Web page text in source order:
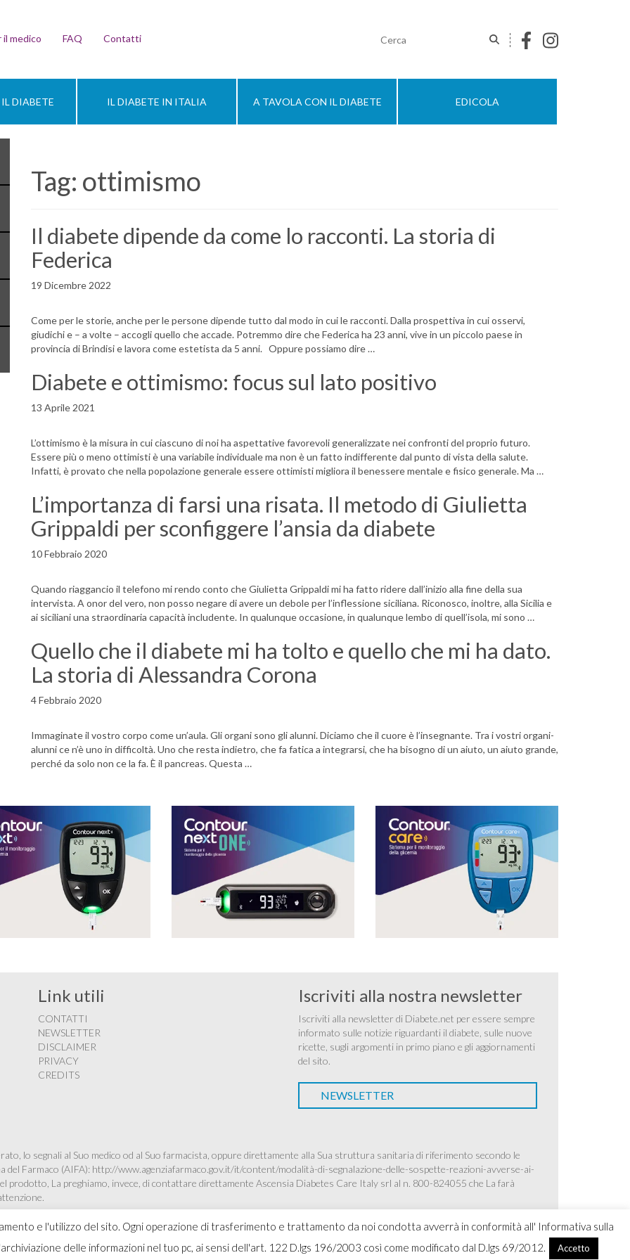
il medico FAQ Contatti
DIABETE IL DIABETE IN ITALIA A TAVOLA CON IL DIABETE EDICOLA
Tag: ottimismo
Il diabete dipende da come lo racconti. La storia di
Federica
19 Dicembre 2022
Come per le storie, anche per le persone dipende tutto dal modo in cui le racconti. Dalla prospettiva in cui osservi,
giudichi e – a volte – accogli quello che accade. Potremmo dire che Federica ha 23 anni, vive in un piccolo paese in
provincia di Brindisi e lavora come estetista da 5 anni. Oppure possiamo dire …
Diabete e ottimismo: focus sul lato positivo
13 Aprile 2021
L’ottimismo è la misura in cui ciascuno di noi ha aspettative favorevoli generalizzate nei confronti del proprio futuro.
Essere più o meno ottimisti è una variabile individuale ma non è un fatto indifferente dal punto di vista della salute.
Infatti, è provato che nella popolazione generale essere ottimisti migliora il benessere mentale e fisico generale. Ma …
L’importanza di farsi una risata. Il metodo di Giulietta
Grippaldi per sconfiggere l’ansia da diabete
10 Febbraio 2020
Quando riaggancio il telefono mi rendo conto che Giulietta Grippaldi mi ha fatto ridere dall’inizio alla fine della sua
intervista. A onor del vero, non posso negare di avere un debole per l’inflessione siciliana. Riconosco, inoltre, alla Sicilia e
ai siciliani una straordinaria capacità includente. In qualunque occasione, in qualunque lembo di quell’isola, mi sono …
Quello che il diabete mi ha tolto e quello che mi ha dato.
La storia di Alessandra Corona
4 Febbraio 2020
Immaginate il vostro corpo come un’aula. Gli organi sono gli alunni. Diciamo che il cuore è l’insegnante. Tra i vostri organi-
alunni ce n’è uno in difficoltà. Uno che resta indietro, che fa fatica a integrarsi, che ha bisogno di un aiuto, un aiuto grande,
perché da solo non ce la fa. È il pancreas. Questa …
e l'utilizzo del sito. Ogni operazione di trasferimento e trattamento da noi condotta avverrà in conformità all' Informativa sulla
delle informazioni nel tuo pc, ai sensi dell'art. 122 D.lgs 196/2003 così come modificato dal D.lgs 69/2012.
Accetto
Link utili
CONTATTI
NEWSLETTER
DISCLAIMER
PRIVACY
CREDITS
Iscriviti alla nostra newsletter
Iscriviti alla newsletter di Diabete.net per essere sempre
informato sulle notizie riguardanti il diabete, sulle nuove
ricette, sugli argomenti in primo piano e gli aggiornamenti
del sito.
NEWSLETTER
lo segnali al Suo medico od al Suo farmacista, oppure direttamente alla Sua struttura sanitaria di riferimento secondo le
del Farmaco (AIFA): http://www.agenziafarmaco.gov.it/it/content/modalità-di-segnalazione-delle-sospette-reazioni-avverse-ai-
prodotto, La preghiamo, invece, di contattare direttamente Ascensia Diabetes Care Italy srl al n. 800-824055 che La farà